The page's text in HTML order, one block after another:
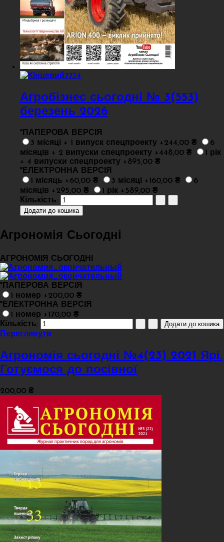
Агробізнес сьогодні № 3(553)
березень 2026
* ПАПЕРОВА ВЕРСІЯ
3 місяці + 1 випуск спецпроекту +244,00 ₴
6
місяців + 2 випуски спецпроекту +448,00 ₴
1 рік
+ 4 випуски спецпроекту +895,00 ₴
* ЕЛЕКТРОННА ВЕРСІЯ
1 місяць +60,00 ₴
3 місяці +160,00 ₴
6
місяців +295,00 ₴
1 рік +589,00 ₴
Кількість:
Агрономія Сьогодні
АГРОНОМІЯ СЬОГОДНІ
* ПАПЕРОВА ВЕРСІЯ
1 номер +200,00 ₴
* ЕЛЕКТРОННА ВЕРСІЯ
1 номер +170,00 ₴
Кількість:
Переглянути
Агрономія сьогодні №4(23) 2021 Ярі.
Готуємося до посівної
200,00 ₴